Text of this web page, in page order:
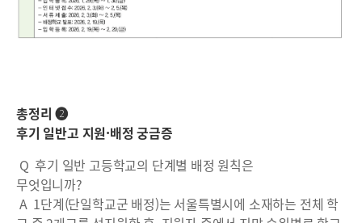
총정리 ❷
후기 일반고 지원·배정 궁금증
Q 후기 일반 고등학교의 단계별 배정 원칙은
무엇입니까?
A 1단계(단일학교군 배정)는 서울특별시에 소재하는 전체 학